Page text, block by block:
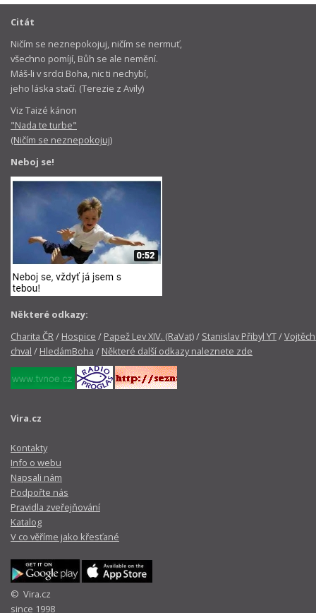
Citát
Ničím se neznepokojuj, ničím se nermuť,
všechno pomíjí, Bůh se ale nemění.
Máš-li v srdci Boha, nic ti nechybí,
jeho láska stačí. (Terezie z Avily)
Viz Taizé kánon
"Nada te turbe"
(Ničím se neznepokojuj)
Neboj se!
Některé odkazy:
Charita ČR/ Hospice / Papež Lev XIV. (RaVat)/ Stanislav Přibyl YT/
chval / HledámBoha / Některé další odkazy naleznete zde
Vira.cz
Kontakty
Info o webu
Napsali nám
Podpořte nás
Pravidla zveřejňování
Katalog
V co věříme jako křesťané
© Vira.cz
since 1998